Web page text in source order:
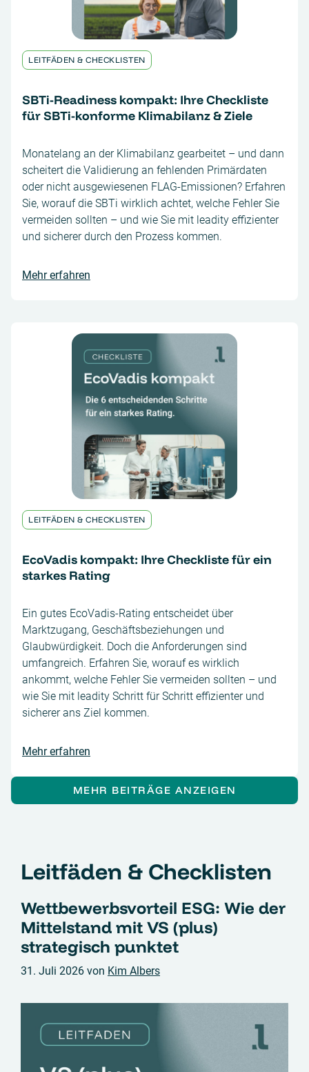
LEITFÄDEN & CHECKLISTEN
SBTi-Readiness kompakt: Ihre Checkliste
für SBTi-konforme Klimabilanz & Ziele
Monatelang an der Klimabilanz gearbeitet – und dann
scheitert die Validierung an fehlenden Primärdaten
oder nicht ausgewiesenen FLAG-Emissionen? Erfahren
Sie, worauf die SBTi wirklich achtet, welche Fehler Sie
vermeiden sollten – und wie Sie mit leadity effizienter
und sicherer durch den Prozess kommen.
Mehr erfahren
LEITFÄDEN & CHECKLISTEN
EcoVadis kompakt: Ihre Checkliste für ein
starkes Rating
Ein gutes EcoVadis-Rating entscheidet über
Marktzugang, Geschäftsbeziehungen und
Glaubwürdigkeit. Doch die Anforderungen sind
umfangreich. Erfahren Sie, worauf es wirklich
ankommt, welche Fehler Sie vermeiden sollten – und
wie Sie mit leadity Schritt für Schritt effizienter und
sicherer ans Ziel kommen.
Mehr erfahren
MEHR BEITRÄGE ANZEIGEN
Leitfäden & Checklisten
Wettbewerbsvorteil ESG: Wie der
Mittelstand mit VS (plus)
strategisch punktet
31. Juli 2026 von Kim Albers